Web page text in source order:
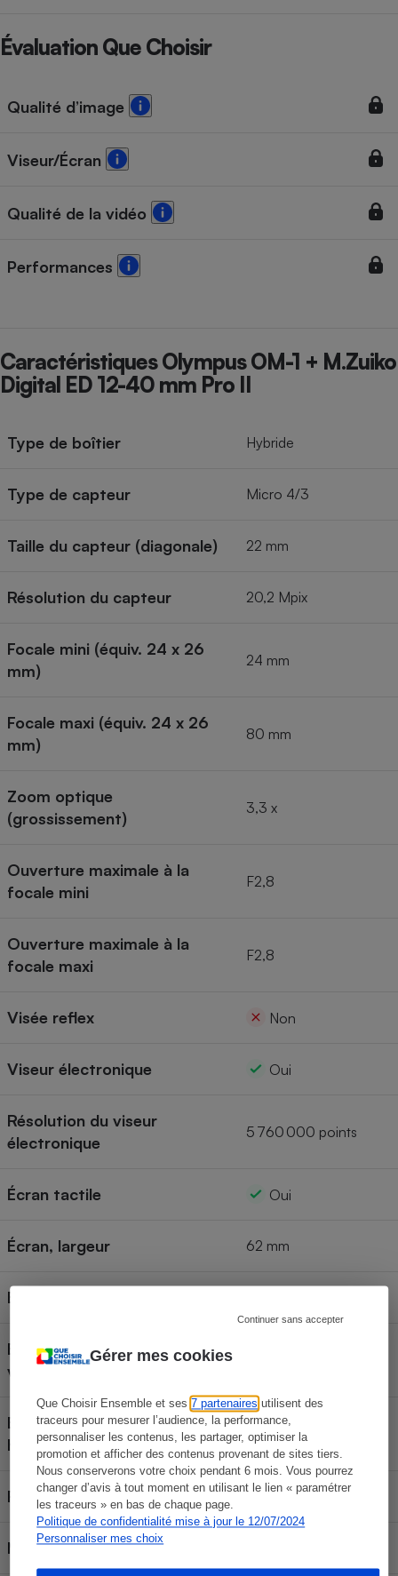
Gérer mes cookies
Que Choisir Ensemble et ses7 partenaires utilisent des
traceurs pour mesurer l’audience, la performance,
personnaliser les contenus, les partager, optimiser la
promotion et afficher des contenus provenant de sites tiers.
Nous conserverons votre choix pendant 6 mois. Vous pourrez
changer d’avis à tout moment en utilisant le lien « paramétrer
les traceurs » en bas de chaque page.
Politique de confidentialité mise à jour le 12/07/2024
Personnaliser mes choix
Continuer sans accepter
Évaluation Que Choisir
Qualité d’image
Viseur/Écran
Qualité de la vidéo
Performances
Caractéristiques Olympus OM-1 + M.Zuiko
Digital ED 12-40 mm Pro II
Type de boîtier Hybride
Type de capteur Micro 4/3
Taille du capteur (diagonale) 22 mm
Résolution du capteur 20,2 Mpix
Focale mini (équiv. 24 x 26
mm)
24 mm
Focale maxi (équiv. 24 x 26
mm)
80 mm
Zoom optique
(grossissement)
3,3 x
Ouverture maximale à la
focale mini
F2,8
Ouverture maximale à la
focale maxi
F2,8
Visée reflex Non
Viseur électronique Oui
Résolution du viseur
électronique
5 760 000 points
Écran tactile Oui
Écran, largeur 62 mm
Écran, hauteur
Écran orientable
verticalement
Écran orientable
horizontalement
Oui
Résolution de l'écran 1 620 Kpix
Mode RAW